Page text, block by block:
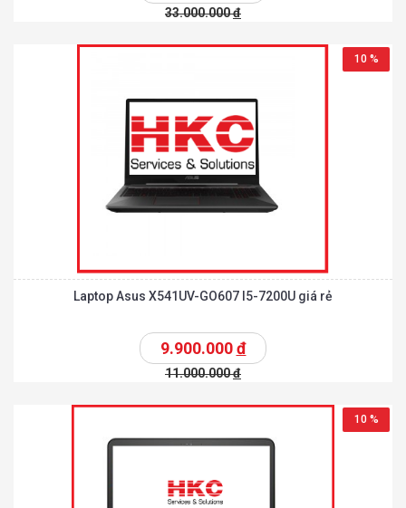
33.000.000đ
10 %
Laptop Asus X541UV-GO607 I5-7200U giá rẻ
9.900.000đ
11.000.000đ
10 %